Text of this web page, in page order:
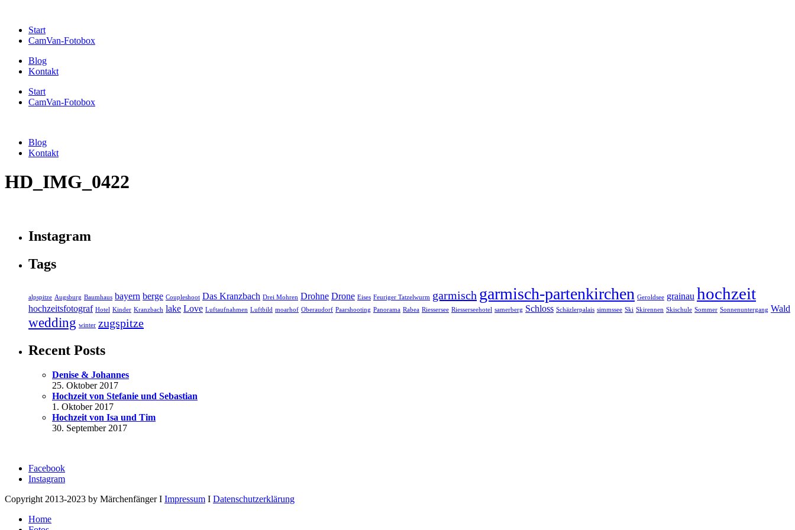
Start
CamVan-Fotobox
Blog
Kontakt
Start
CamVan-Fotobox
Blog
Kontakt
HD_IMG_0422
Instagram
Tags
alpspitze Augsburg Baumhaus bayern berge Coupleshoot Das Kranzbach Drei Mohren Drohne Drone Eises Feuriger Tatzelwurm garmisch garmisch-partenkirchen Geroldsee grainau hochzeit
hochzeitsfotograf Hotel Kinder Kranzbach lake Love Luftaufnahmen Luftbild moarhof Oberaudorf Paarshooting Panorama Rabea Riessersee Riesserseehotel samerberg Schloss Schäzlerpalais simmssee Ski Skirennen Skischule Sommer Sonnenuntergang Wald
wedding winter zugspitze
Recent Posts
Denise & Johannes
25. Oktober 2017
Hochzeit von Stefanie und Sebastian
1. Oktober 2017
Hochzeit von Isa und Tim
30. September 2017
Facebook
Instagram
Copyright 2013-2023 by Märchenfänger I Impressum I Datenschutzerklärung
Home